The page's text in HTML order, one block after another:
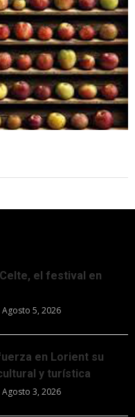
el festival en
Agosto 5, 2026
en Lorient su
y turística
Agosto 3, 2026